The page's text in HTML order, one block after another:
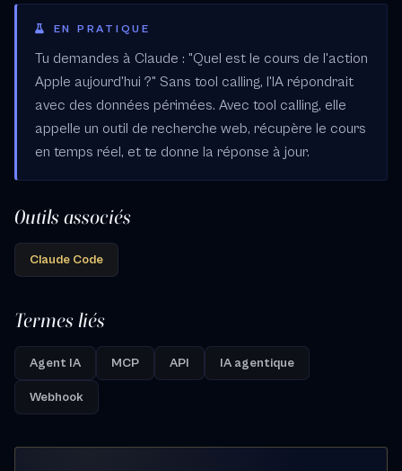
EN PRATIQUE
Tu demandes à Claude : "Quel est le cours de l'action
Apple aujourd'hui ?" Sans tool calling, l'IA répondrait
avec des données périmées. Avec tool calling, elle
appelle un outil de recherche web, récupère le cours
en temps réel, et te donne la réponse à jour.
Outils associés
Claude Code
Termes liés
Agent IA MCP API IA agentique
Webhook